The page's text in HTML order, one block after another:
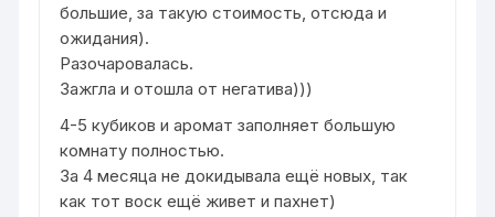
большие, за такую стоимость, отсюда и
ожидания).
Разочаровалась.
Зажгла и отошла от негатива)))
4-5 кубиков и аромат заполняет большую
комнату полностью.
За 4 месяца не докидывала ещё новых, так
как тот воск ещё живет и пахнет)